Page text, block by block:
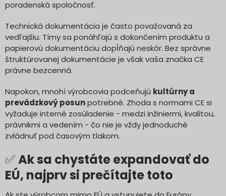
poradenská spoločnosť.
Technická dokumentácia je často považovaná za
vedľajšiu. Tímy sa ponáhľajú s dokončením produktu a
papierovú dokumentáciu dopĺňajú neskôr. Bez správne
štruktúrovanej dokumentácie je však vaša značka CE
právne bezcenná.
Napokon, mnohí výrobcovia podceňujú kultúrny a
prevádzkový posunpotrebné. Zhoda s normami CE si
vyžaduje interné zosúladenie - medzi inžiniermi, kvalitou,
právnikmi a vedením - čo nie je vždy jednoduché
zvládnuť pod časovým tlakom.
✅Ak sa chystáte expandovať do
EÚ, najprv si prečítajte toto